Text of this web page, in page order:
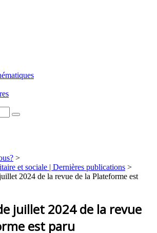
>
et sociale | Dernières publications >
2024 de la revue de la Plateforme est
juillet 2024 de la revue
est paru